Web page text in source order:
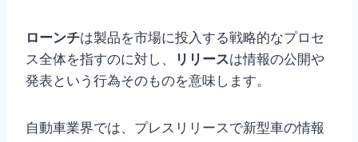
ローンチは製品を市場に投入する戦略的なプロセ
ス全体を指すのに対し、
リリースは情報の公開や
発表という行為そのものを意味します。
自動車業界では、プレスリリースで新型車の情報